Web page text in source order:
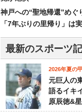
神戸への“聖地帰還”め
「7年ぶりの里帰り」は
最新のスポーツ
2026年夏の
元巨人の
語るイキ
原辰徳&